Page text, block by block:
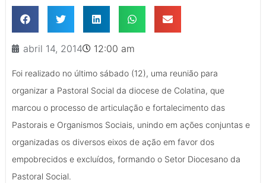
abril 14, 2014 12:00 am
Foi realizado no último sábado (12), uma reunião para
organizar a Pastoral Social da diocese de Colatina, que
marcou o processo de articulação e fortalecimento das
Pastorais e Organismos Sociais, unindo em ações conjuntas e
organizadas os diversos eixos de ação em favor dos
empobrecidos e excluídos, formando o Setor Diocesano da
Pastoral Social.